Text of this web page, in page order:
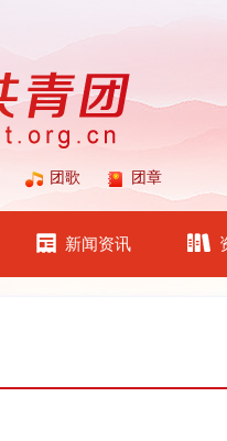
团歌 团章
新闻资讯